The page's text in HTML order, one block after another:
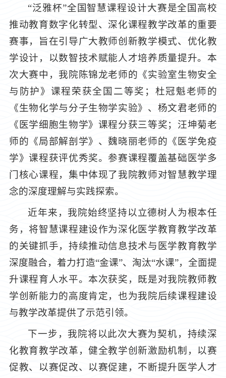
“泛雅杯”全国智慧课程设计大赛是全国高校
推动教育数字化转型、深化课程教学改革的重要
赛事，旨在引导广大教师创新教学模式、优化教
学设计，以数智技术赋能人才培养质量提升。本
次大赛中，我院陈锦龙老师的《实验室生物安全
与防护》课程荣获全国二等奖；杜冠魁老师的
《生物化学与分子生物学实验》、杨文君老师的
《医学细胞生物学》课程分获三等奖；汪坤菊老
师的《局部解剖学》、魏晓丽老师的《医学免疫
学》课程获评优秀奖。参赛课程覆盖基础医学多
门核心课程，集中体现了我院教师对智慧教学理
念的深度理解与实践探索。
近年来，我院始终坚持以立德树人为根本任
务，将智慧课程建设作为深化医学教育教学改革
的关键抓手，持续推动信息技术与医学教育教学
深度融合，着力打造“金课”、淘汰“水课”，全面提
升课程育人水平。本次获奖，既是对我院教师教
学创新能力的高度肯定，也为我院后续课程建设
与教学改革提供了示范引领。
下一步，我院将以此次大赛为契机，持续深
化教育教学改革，健全教学创新激励机制，以赛
促教、以赛促改、以赛促建，不断提升医学人才